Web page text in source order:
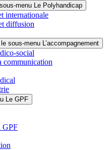
menu Le Polyhandicap
internationale
diffusion
le sous-menu L’accompagnement
social
communication
Le GPF
GPF